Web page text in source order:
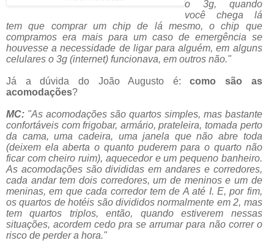
o 3g, quando
você chega lá
tem que comprar um chip de lá mesmo, o chip que
compramos era mais para um caso de emergência se
houvesse a necessidade de ligar para alguém, em alguns
celulares o 3g (internet) funcionava, em outros não."
Já a dúvida do João Augusto é:como são as
acomodações?
MC: "As acomodações são quartos simples, mas bastante
confortáveis com frigobar, armário, prateleira, tomada perto
da cama, uma cadeira, uma janela que não abre toda
(deixem ela aberta o quanto puderem para o quarto não
ficar com cheiro ruim), aquecedor e um pequeno banheiro.
As acomodações são divididas em andares e corredores,
cada andar tem dois corredores, um de meninos e um de
meninas, em que cada corredor tem de A até I. E, por fim,
os quartos de hotéis são divididos normalmente em 2, mas
tem quartos triplos, então, quando estiverem nessas
situações, acordem cedo pra se arrumar para não correr o
risco de perder a hora."